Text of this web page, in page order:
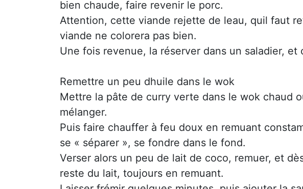
bien chaude, faire revenir le porc.
Attention, cette viande rejette de leau, quil faut
viande ne colorera pas bien.
Une fois revenue, la réserver dans un saladier, et
Remettre un peu dhuile dans le wok
Mettre la pâte de curry verte dans le wok chaud
mélanger.
Puis faire chauffer à feu doux en remuant
se « séparer », se fondre dans le fond.
Verser alors un peu de lait de coco, remuer, et
reste du lait, toujours en remuant.